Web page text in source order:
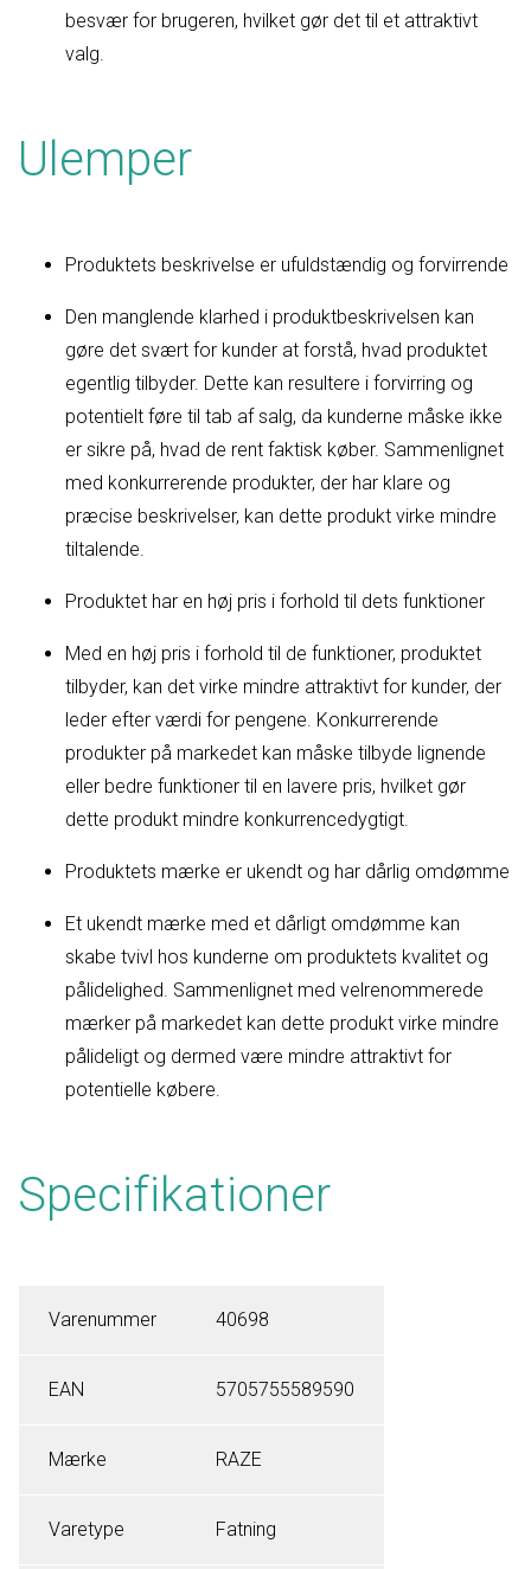
besvær for brugeren, hvilket gør det til et attraktivt
valg.
Ulemper
Produktets beskrivelse er ufuldstændig og forvirrende
Den manglende klarhed i produktbeskrivelsen kan
gøre det svært for kunder at forstå, hvad produktet
egentlig tilbyder. Dette kan resultere i forvirring og
potentielt føre til tab af salg, da kunderne måske ikke
er sikre på, hvad de rent faktisk køber. Sammenlignet
med konkurrerende produkter, der har klare og
præcise beskrivelser, kan dette produkt virke mindre
tiltalende.
Produktet har en høj pris i forhold til dets funktioner
Med en høj pris i forhold til de funktioner, produktet
tilbyder, kan det virke mindre attraktivt for kunder, der
leder efter værdi for pengene. Konkurrerende
produkter på markedet kan måske tilbyde lignende
eller bedre funktioner til en lavere pris, hvilket gør
dette produkt mindre konkurrencedygtigt.
Produktets mærke er ukendt og har dårlig omdømme
Et ukendt mærke med et dårligt omdømme kan
skabe tvivl hos kunderne om produktets kvalitet og
pålidelighed. Sammenlignet med velrenommerede
mærker på markedet kan dette produkt virke mindre
pålideligt og dermed være mindre attraktivt for
potentielle købere.
Specifikationer
Varenummer 40698
EAN 5705755589590
Mærke RAZE
Varetype Fatning